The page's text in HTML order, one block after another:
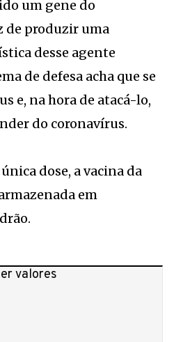
um gene do
de produzir uma
desse agente
de defesa acha que se
e, na hora de atacá-lo,
do coronavírus.
dose, a vacina da
em